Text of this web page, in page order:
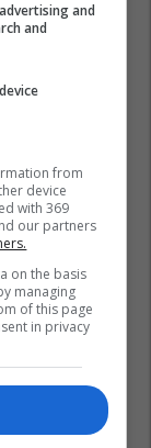
and
and
from
device
with 369
our partners
on the basis
managing
of this page
in privacy